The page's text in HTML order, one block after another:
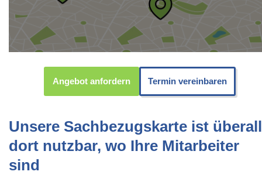
Angebot anfordern Termin vereinbaren
Unsere Sachbezugskarte ist überall
dort nutzbar, wo Ihre Mitarbeiter
sind